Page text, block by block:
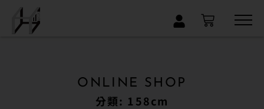
×
ONLINE SHOP
分類: 158cm